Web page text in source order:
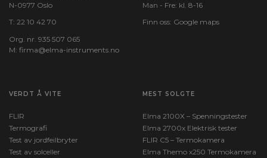
N-0977 Oslo
T: 22 10 42 70
Org. nr. 935 507 065
M: firma@elma-instruments.no​
Man - Fre: kl. 8-16
Finn oss: Google maps
VERDT Å VITE
FLIR
Termografi
Test av jordfeilbryter
Test av solceller
MEST SOLGTE
Elma 2100X – Spenningstester
Elma 2700x Elektrisk tester
FLIR C5 – Termokamera
Elma Themo x250 Termokamera